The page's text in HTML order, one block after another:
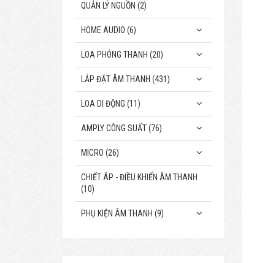
QUẢN LÝ NGUỒN (2)
HOME AUDIO (6)
LOA PHÓNG THANH (20)
LẮP ĐẶT ÂM THANH (431)
LOA DI ĐỘNG (11)
AMPLY CÔNG SUẤT (76)
MICRO (26)
CHIẾT ÁP - ĐIỀU KHIỂN ÂM THANH
(10)
PHỤ KIỆN ÂM THANH (9)